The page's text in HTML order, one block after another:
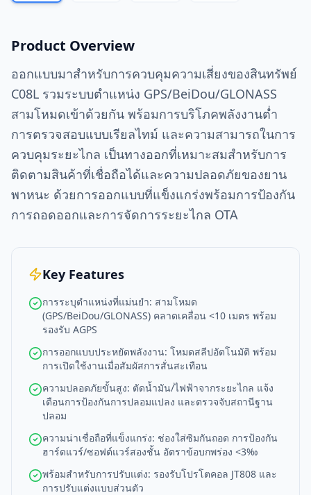
Product Overview
ออกแบบมาสำหรับการควบคุมความเสี่ยงของสินทรัพย์
C08L รวมระบบตำแหน่ง GPS/BeiDou/GLONASS
สามโหมดเข้าด้วยกัน พร้อมการบริโภคพลังงานต่ำ
การตรวจสอบแบบเรียลไทม์ และความสามารถในการ
ควบคุมระยะไกล เป็นทางออกที่เหมาะสมสำหรับการ
ติดตามสินค้าที่เชื่อถือได้และความปลอดภัยของยาน
พาหนะ ด้วยการออกแบบที่แข็งแกร่งพร้อมการป้องกัน
การถอดออกและการจัดการระยะไกล OTA
Key Features
การระบุตำแหน่งที่แม่นยำ: สามโหมด
(GPS/BeiDou/GLONASS) คลาดเคลื่อน <10 เมตร พร้อม
รองรับ AGPS
การออกแบบประหยัดพลังงาน: โหมดสลีปอัตโนมัติ พร้อม
การเปิดใช้งานเมื่อสัมผัสการสั่นสะเทือน
ความปลอดภัยขั้นสูง: ตัดน้ำมัน/ไฟฟ้าจากระยะไกล แจ้ง
เตือนการป้องกันการปลอมแปลง และตรวจจับสถานีฐาน
ปลอม
ความน่าเชื่อถือที่แข็งแกร่ง: ช่องใส่ซิมกันถอด การป้องกัน
ฮาร์ดแวร์/ซอฟต์แวร์สองชั้น อัตราข้อบกพร่อง <3‰
พร้อมสำหรับการปรับแต่ง: รองรับโปรโตคอล JT808 และ
การปรับแต่งแบบส่วนตัว